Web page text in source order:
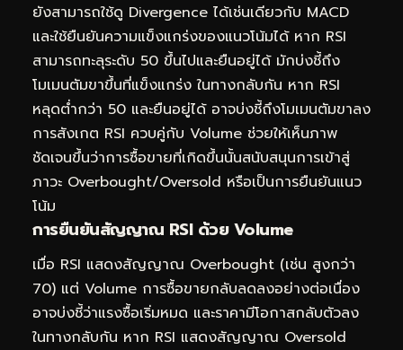
ยังสามารถใช้ดู Divergence ได้เช่นเดียวกับ MACD
และใช้ยืนยันความแข็งแกร่งของแนวโน้มได้ หาก RSI
สามารถทะลุระดับ 50 ขึ้นไปและยืนอยู่ได้ มักบ่งชี้ถึง
โมเมนตัมขาขึ้นที่แข็งแกร่ง ในทางกลับกัน หาก RSI
หลุดต่ำกว่า 50 และยืนอยู่ได้ อาจบ่งชี้ถึงโมเมนตัมขาลง
การสังเกต RSI ควบคู่กับ Volume ช่วยให้เห็นภาพ
ชัดเจนขึ้นว่าการซื้อขายที่เกิดขึ้นนั้นสนับสนุนการเข้าสู่
ภาวะ Overbought/Oversold หรือเป็นการยืนยันแนว
โน้ม
การยืนยันสัญญาณ RSI ด้วย Volume
เมื่อ RSI แสดงสัญญาณ Overbought (เช่น สูงกว่า
70) แต่ Volume การซื้อขายกลับลดลงอย่างต่อเนื่อง
อาจบ่งชี้ว่าแรงซื้อเริ่มหมด และราคามีโอกาสกลับตัวลง
ในทางกลับกัน หาก RSI แสดงสัญญาณ Oversold